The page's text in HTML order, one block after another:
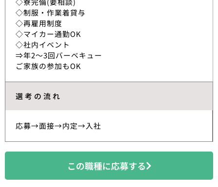
◇制服・作業着貸与
◇再雇用制度
◇マイカー通勤OK
◇社内イベント
⇒年2～3回バーベキュー
ご家族の参加もOK
選考の流れ
応募→面接→内定→入社
この職種に応募する